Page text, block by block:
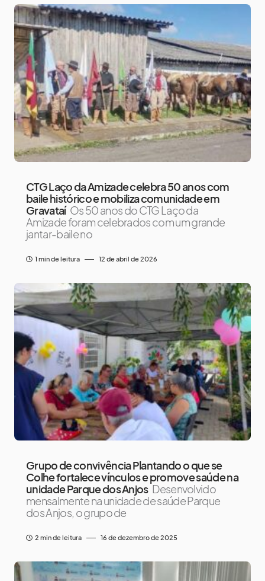
CTG Laço da Amizade celebra 50 anos com
baile histórico e mobiliza comunidade em
Gravataí Os 50 anos do CTG Laço da
Amizade foram celebrados com um grande
jantar-baile no
1 min de leitura 12 de abril de 2026
Grupo de convivência Plantando o que se
Colhe fortalece vínculos e promove saúde na
unidade Parque dos Anjos Desenvolvido
mensalmente na unidade de saúde Parque
dos Anjos, o grupo de
2 min de leitura 16 de dezembro de 2025